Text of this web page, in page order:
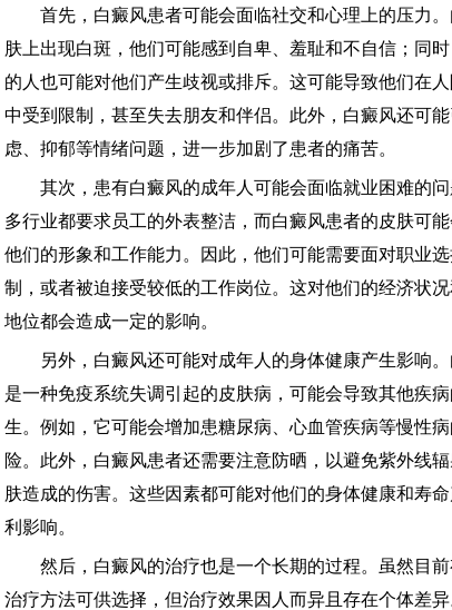
首先，白癜风患者可能会面临社交和心理上的压力。
肤上出现白斑，他们可能感到自卑、羞耻和不自信；同时
的人也可能对他们产生歧视或排斥。这可能导致他们在
中受到限制，甚至失去朋友和伴侣。此外，白癜风还可
虑、抑郁等情绪问题，进一步加剧了患者的痛苦。
其次，患有白癜风的成年人可能会面临就业困难的问
多行业都要求员工的外表整洁，而白癜风患者的皮肤可
他们的形象和工作能力。因此，他们可能需要面对职业
制，或者被迫接受较低的工作岗位。这对他们的经济状
地位都会造成一定的影响。
另外，白癜风还可能对成年人的身体健康产生影响。
是一种免疫系统失调引起的皮肤病，可能会导致其他疾
生。例如，它可能会增加患糖尿病、心血管疾病等慢性
险。此外，白癜风患者还需要注意防晒，以避免紫外线
肤造成的伤害。这些因素都可能对他们的身体健康和寿
利影响。
然后，白癜风的治疗也是一个长期的过程。虽然目前
治疗方法可供选择，但治疗效果因人而异且存在个体差